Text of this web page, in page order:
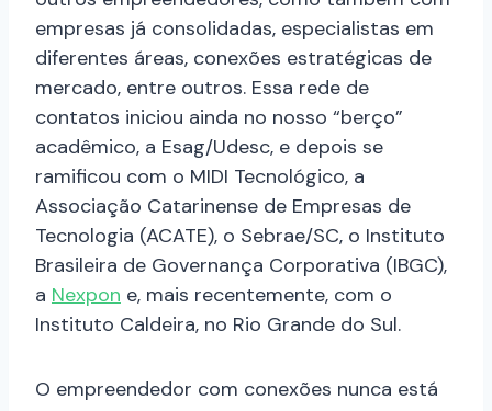
empresas já consolidadas, especialistas em
diferentes áreas, conexões estratégicas de
mercado, entre outros. Essa rede de
contatos iniciou ainda no nosso “berço”
acadêmico, a Esag/Udesc, e depois se
ramificou com o MIDI Tecnológico, a
Associação Catarinense de Empresas de
Tecnologia (ACATE), o Sebrae/SC, o Instituto
Brasileira de Governança Corporativa (IBGC),
a Nexpon e, mais recentemente, com o
Instituto Caldeira, no Rio Grande do Sul.
O empreendedor com conexões nunca está